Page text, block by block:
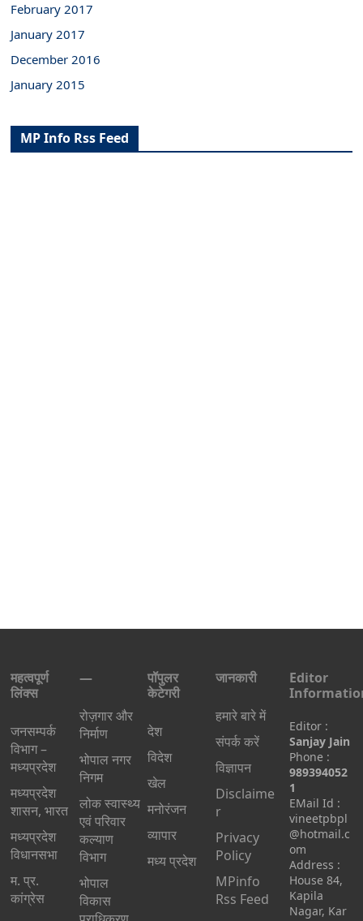
February 2017
January 2017
December 2016
January 2015
MP Info Rss Feed
महत्वपूर्ण
लिंक्स
जनसम्पर्क
विभाग –
मध्यप्रदेश
मध्यप्रदेश
शासन, भारत
मध्‍यप्रदेश
विधानसभा
म. प्र.
कांग्रेस
—
रोज़गार और
निर्माण
भोपाल नगर
निगम
लोक स्वास्थ्य
एवं परिवार
कल्याण
विभाग
भोपाल
विकास
पॉपुलर
केटेगरी
देश
विदेश
खेल
मनोरंजन
व्यापार
मध्य प्रदेश
जानकारी
हमारे बारे में
संपर्क करें
विज्ञापन
Disclaime
r
Privacy
Policy
MPinfo
Rss Feed
Editor
Editor :
Sanjay Jain
Phone :
989394052
1
EMail Id :
vineetpbpl
@hotmail.c
om
Address :
House 84,
Kapila
Nagar, Kar